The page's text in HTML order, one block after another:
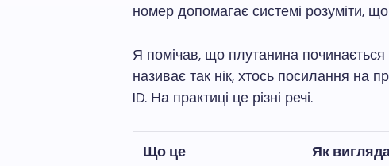
номер допомагає системі розуміти,
Я помічав, що плутанина
називає так нік, хтось посилання на
ID. На практиці це різні речі.
Що це Як